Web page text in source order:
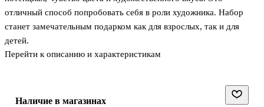
отличный способ попробовать себя в роли художника. Набор
станет замечательным подарком как для взрослых, так и для
детей.
Предназначено для детей от 6
Перейти к описанию и характеристикам
Наличие в магазинах